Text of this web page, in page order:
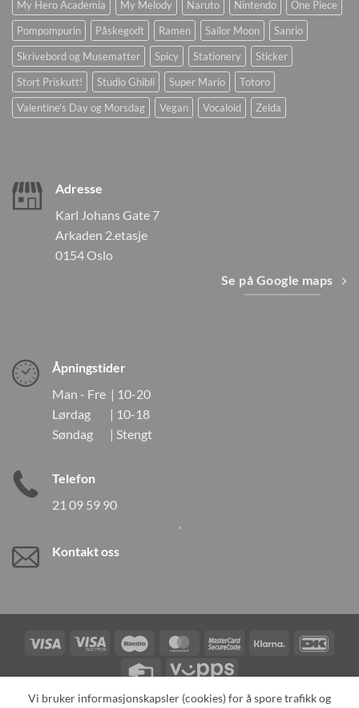
My Hero Academia
My Melody Naruto Nintendo
One Piece
Pompompurin
Påskegodt Ramen Sailor Moon
Sanrio
Skrivebord og Musematter
Spicy Stationery
Sticker
Stort Priskutt!
Studio Ghibli Super Mario
Totoro
Valentine's Day og Morsdag
Vegan Vocaloid Zelda
Adresse
Karl Johans Gate 7
Arkaden 2.etasje
0154 Oslo
Se på Google maps
Åpningstider
Man - Fre | 10-20
Lørdag | 10-18
Søndag | Stengt
Telefon
21 09 59 90
Kontakt oss
Visa
Visa
Electron
Maestro MasterCardMasterCardKlarna
Credit
Vipps
Vi bruker informasjonskapsler (cookies) for å spore trafikk og